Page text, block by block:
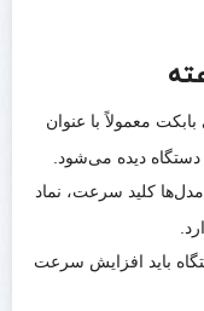
معمولاً با عنوان
کلید سرعت، نماد
باید افزایش سرعت